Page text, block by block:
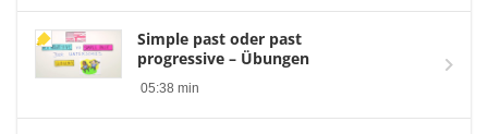
Simple past oder past
progressive – Übungen
05:38 min